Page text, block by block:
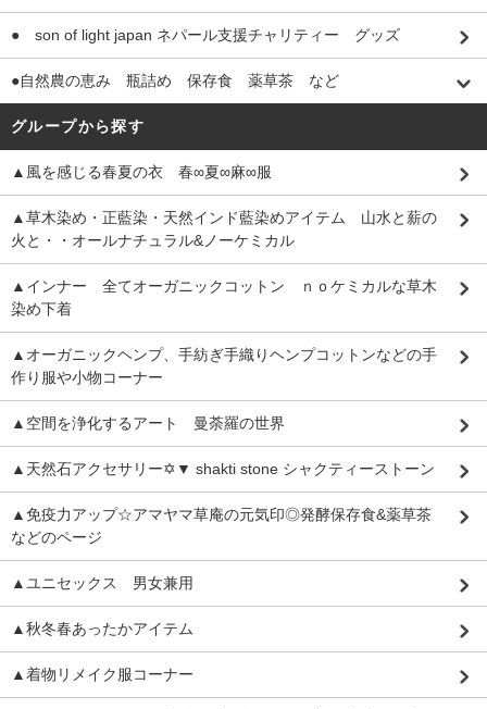
● son of light japan ネパール支援チャリティー グッズ
●自然農の恵み 瓶詰め 保存食 薬草茶 など
グループから探す
▲風を感じる春夏の衣 春∞夏∞麻∞服
▲草木染め・正藍染・天然インド藍染めアイテム 山水と薪の
火と・・オールナチュラル&ノーケミカル
▲インナー 全てオーガニックコットン ｎｏケミカルな草木
染め下着
▲オーガニックヘンプ、手紡ぎ手織りヘンプコットンなどの手
作り服や小物コーナー
▲空間を浄化するアート 曼荼羅の世界
▲天然石アクセサリー✡▼ shakti stone シャクティーストーン
▲免疫力アップ☆アマヤマ草庵の元気印◎発酵保存食&薬草茶
などのページ
▲ユニセックス 男女兼用
▲秋冬春あったかアイテム
▲着物リメイク服コーナー